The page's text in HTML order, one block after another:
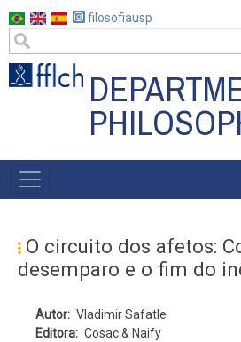
to
main
content
filosofiausp
MENU
O circuito dos afetos:
desemparo e o fim do
Autor
Vladimir Safatle
Editora
Cosac & Naify